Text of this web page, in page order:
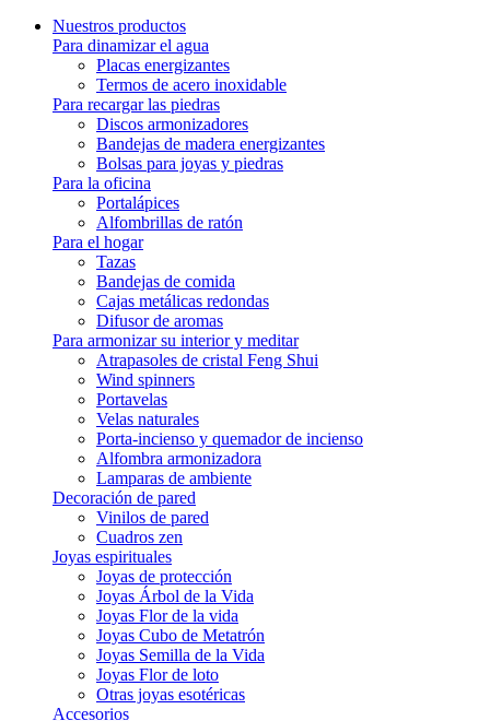
Nuestros productos
Para dinamizar el agua
Placas energizantes
Termos de acero inoxidable
Para recargar las piedras
Discos armonizadores
Bandejas de madera energizantes
Bolsas para joyas y piedras
Para la oficina
Portalápices
Alfombrillas de ratón
Para el hogar
Tazas
Bandejas de comida
Cajas metálicas redondas
Difusor de aromas
Para armonizar su interior y meditar
Atrapasoles de cristal Feng Shui
Wind spinners
Portavelas
Velas naturales
Porta-incienso y quemador de incienso
Alfombra armonizadora
Lamparas de ambiente
Decoración de pared
Vinilos de pared
Cuadros zen
Joyas espirituales
Joyas de protección
Joyas Árbol de la Vida
Joyas Flor de la vida
Joyas Cubo de Metatrón
Joyas Semilla de la Vida
Joyas Flor de loto
Otras joyas esotéricas
Accesorios